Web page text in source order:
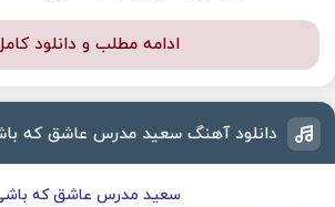
ادامه مطلب و دانلود
دانلود آهنگ سعید مدرس عاشق که
سعید مدرس عاشق که